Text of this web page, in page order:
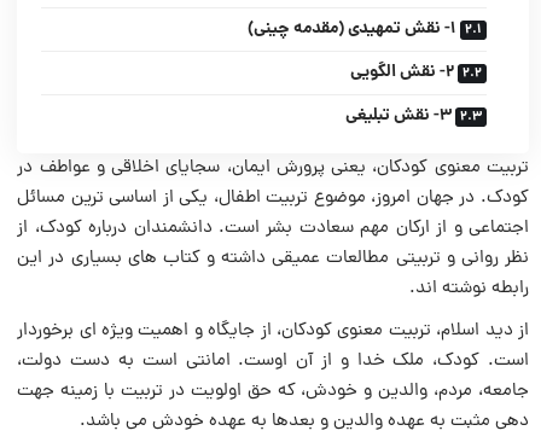
1- نقش تمهیدی (مقدمه چینی)
2- نقش الگویی
3- نقش تبلیغی
تربیت معنوی کودکان، یعنی پرورش ایمان، سجایای اخلاقی و عواطف در
کودک. در جهان امروز، موضوع تربیت اطفال، یکی از اساسی ترین مسائل
اجتماعی و از ارکان مهم سعادت بشر است. دانشمندان درباره کودک، از
نظر روانی و تربیتی مطالعات عمیقی داشته و کتاب های بسیاری در این
رابطه نوشته اند.
از دید اسلام، تربیت معنوی کودکان، از جایگاه و اهمیت ویژه ای برخوردار
است. کودک، ملک خدا و از آن اوست. امانتی است به دست دولت،
جامعه، مردم، والدین و خودش، که حق اولویت در تربیت با زمینه جهت
دهی مثبت به عهده والدین و بعدها به عهده خودش می باشد.